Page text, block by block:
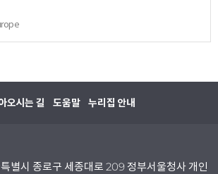
오시는 길 도움말 누리집 안내
별시 종로구 세종대로 209 정부서울청사 개인